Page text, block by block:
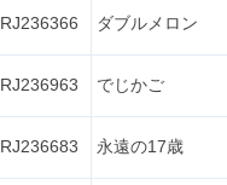
RJ236366 ダブルメロン
RJ236963 でじかご
RJ236683 永遠の17歳